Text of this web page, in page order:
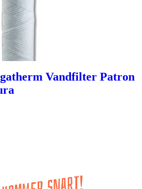
Vandfilter Patron